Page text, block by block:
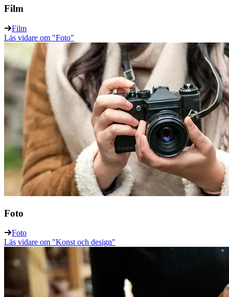
Film
Film
Läs vidare om "Foto"
Foto
Foto
Läs vidare om "Konst och design"